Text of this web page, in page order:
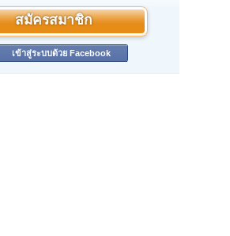
สมัครสมาชิก
เข้าสู่ระบบด้วย Facebook